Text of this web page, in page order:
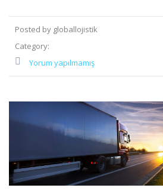
Posted by globallojistik
Category:
Yorum yapılmamış